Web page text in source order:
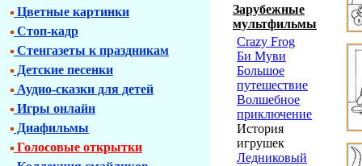
Цветные картинки
Стоп-кадр
Стенгазеты к праздникам
Детские песенки
Аудио-сказки для детей
Игры онлайн
Диафильмы
Голосовые открытки
Зарубежные
мультфильмы
Crazy Frog
Би Муви
Большое
путешествие
Волшебное
приключение
История
игрушек
Ледниковый